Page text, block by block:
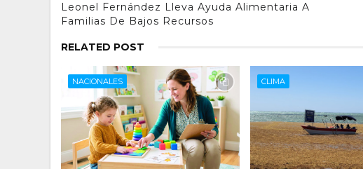
Leonel Fernández Lleva Ayuda Alimentaria A
Familias De Bajos Recursos
RELATED POST
NACIONALES CLIMA